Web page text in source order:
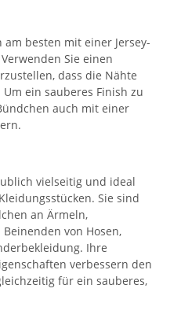
besten mit einer Jersey-
Sie einen
dass die Nähte
ein sauberes Finish zu
auch mit einer
vielseitig und ideal
Sie sind
an Ärmeln,
von Hosen,
Ihre
verbessern den
für ein sauberes,